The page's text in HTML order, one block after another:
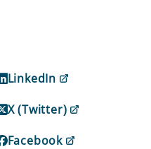
LinkedIn
X (Twitter)
Facebook